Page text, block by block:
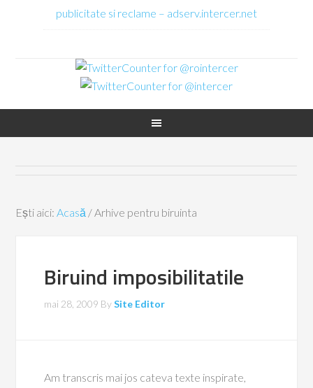
publicitate si reclame – adserv.intercer.net
Ești aici:Acasă /Arhive pentru biruinta
Biruind imposibilitatile
mai 28, 2009 BySite Editor
Am transcris mai jos cateva texte inspirate,